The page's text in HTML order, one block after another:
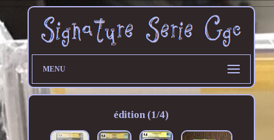
MENU
édition (1/4)